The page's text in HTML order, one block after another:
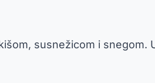
susnežicom i snegom.